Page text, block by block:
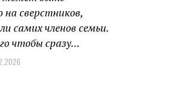
на сверстников,
самих членов семьи.
чтобы сразу...